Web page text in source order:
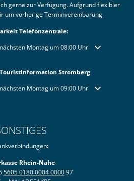
gerne zur Verfügung. Aufgrund flexibler
um vorherige Terminvereinbarung.
Telefonzentrale:
oder Schließzeiten auszublenden
Montag um 08:00 Uhr
Stromberg
oder Schließzeiten auszublenden
Montag um 09:00 Uhr
:
Rhein-Nahe
5605 0180 0004 000097